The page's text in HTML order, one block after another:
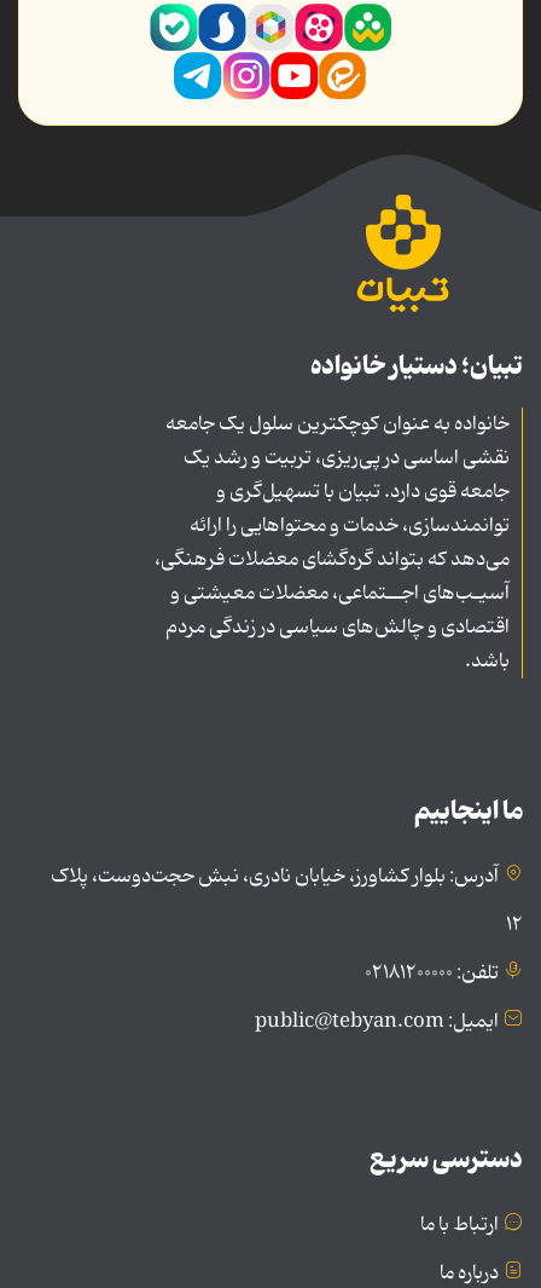
تبیان؛ دستیار خانواده
خانواده به عنوان کوچکترین سلول یک جامعه
نقشی اساسی در پی‌ریزی، تربیت و رشد یک
جامعه قوی دارد. تبیان با تسهیل‌گری و
توانمندسازی، خدمات و محتواهایی را ارائه
می‌دهد که بتواند گره‌گشای معضلات فرهنگی،
آسیـب‌های اجــتماعی، معضلات معیشتی و
اقتصادی و چالش‌های سیاسی در زندگی مردم
باشد.
ما اینجاییم
آدرس: بلوار کشاورز، خیابان نادری، نبش حجت‌دوست، پلاک
۱۲
تلفن: ۰۲۱۸۱۲۰۰۰۰۰
ایمیل: public@tebyan.com
دسترسی سریع
ارتباط با ما
درباره ما